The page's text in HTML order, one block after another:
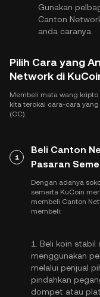
Gunakan
Canton
anda caranya.
Pilih Cara yang
Network di
Membeli mata wang
kita terokai cara-cara
(CC).
1
Beli Canton
Pasaran
Dengan adanya
semerta KuCoin
membeli Canton
membeli:
1. Beli koin stabil
menggunakan
melalui penjual
pindahkan
dompet atau